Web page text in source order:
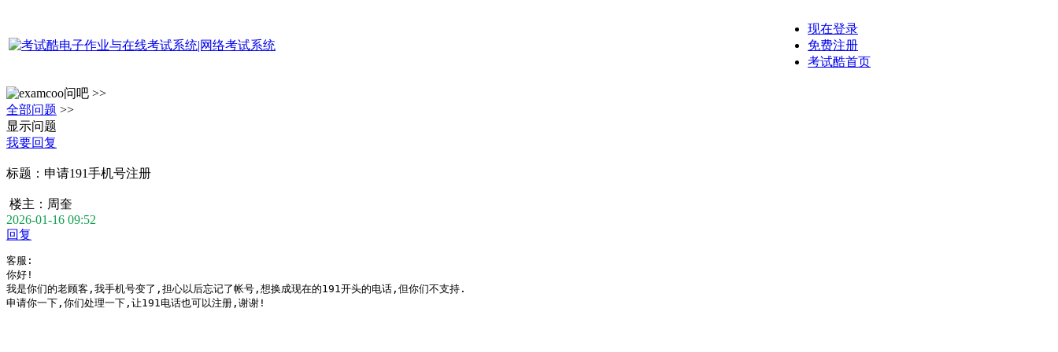
现在登录
免费注册
考试酷首页
问吧 >>
全部问题 >>
显示问题
我要回复
标题： 申请191手机号注册
楼主： 周奎
2026-01-16 09:52
回复
客服:
你好!
我是你们的老顾客,我手机号变了,担心以后忘记了帐号,想换成现在的191开头的电话,但你们不支持.
申请你一下,你们处理一下,让191电话也可以注册,谢谢!